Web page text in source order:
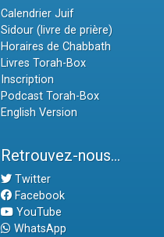
Calendrier Juif
Sidour (livre de prière)
Horaires de Chabbath
Livres Torah-Box
Inscription
Podcast Torah-Box
English Version
Retrouvez-nous...
Twitter
Facebook
YouTube
WhatsApp